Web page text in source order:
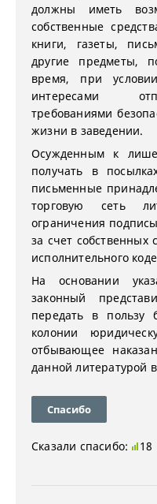
должны иметь
собственные
книги, газеты,
другие предметы,
время, при
интересами
требованиями
жизни в заведении.
Осужденным к
получать в
письменные
торговую сеть
ограничения
за счет собственных
исполнительного
На основании
законный
передать в пользу
колонии
отбывающее
данной литературой
Спасибо
Сказали спасибо: 18